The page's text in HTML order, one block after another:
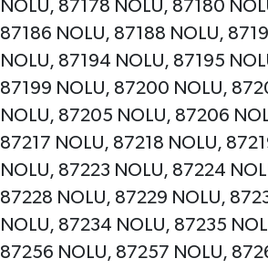
NOLU, 87178 NOLU, 87180
87186 NOLU, 87188 NOLU,
NOLU, 87194 NOLU, 87195
87199 NOLU, 87200 NOLU,
NOLU, 87205 NOLU, 87206
87217 NOLU, 87218 NOLU,
NOLU, 87223 NOLU, 87224
87228 NOLU, 87229 NOLU,
NOLU, 87234 NOLU, 87235
87256 NOLU, 87257 NOLU,